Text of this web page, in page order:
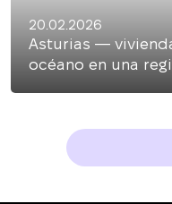
20.02.2026
Asturias —
océano en una